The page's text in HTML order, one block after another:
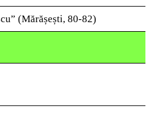
(Mărășești, 80-82)